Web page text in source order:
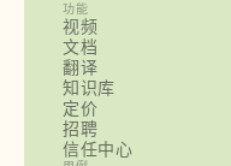
功能
视频
文档
翻译
知识库
定价
招聘
信任中心